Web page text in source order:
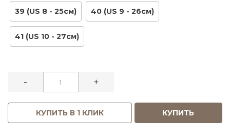
39 (US 8 - 25см) 40 (US 9 - 26см)
41 (US 10 - 27см)
- +
КУПИТЬ В 1 КЛИК КУПИТЬ